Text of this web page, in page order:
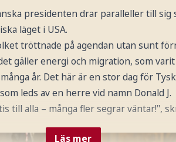
presidenten drar paralleller till sig
läget i USA.
tröttnade på agendan utan sunt
gäller energi och migration, som varit
år. Det här är en stor dag för
leds av en herre vid namn Donald J.
till alla – många fler segrar väntar!",
Läs mer